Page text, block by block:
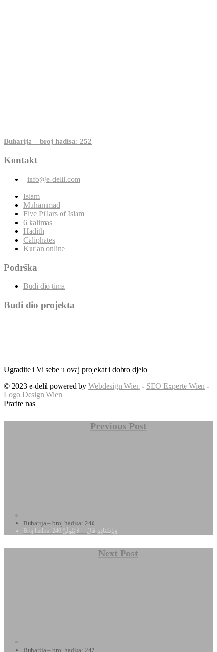
Buharija – broj hadisa: 252
Kontakt
info@e-delil.com
Islam
Muhammad
Five Pillars of Islam
6 kalimas
Hadith
Caliphates
Kur'an online
Podrška
Budi dio tima
Budi dio projekta
Ugradite i Vi sebe u ovaj projekat i dobro djelo
© 2023 e-delil powered by Webdesign Wien - SEO Experte Wien -
Logo Design Wien
Pratite nas
Previous Post
Buharija – broj hadisa: 240
Broj hadisa: 240 وَبِإِسْنَادِهِ قَالَ ‏ "‏ لاَ يَبُولَنَّ
Next Post
Buharija – broj hadisa: 242